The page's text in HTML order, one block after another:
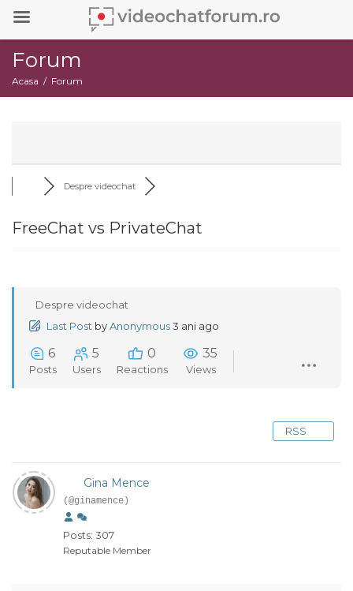
Forum
Acasa Forum
Despre videochat
FreeChat vs PrivateChat
Despre videochat
Last Post byAnonymous3 ani ago
6
Posts
5
Users
0
Reactions
35
Views
RSS
Gina Mence
(@ginamence)
Posts: 307
Reputable Member